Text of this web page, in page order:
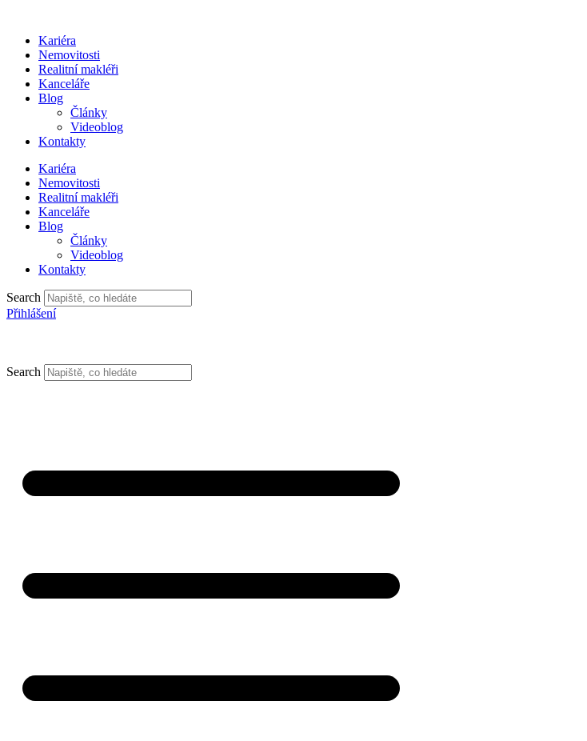
obsahuKariéra
Nemovitosti
Realitní makléři
Kanceláře
Blog
Články
Videoblog
Kontakty
Kariéra
Nemovitosti
Realitní makléři
Kanceláře
Blog
Články
Videoblog
Kontakty
Search
Přihlášení
Search